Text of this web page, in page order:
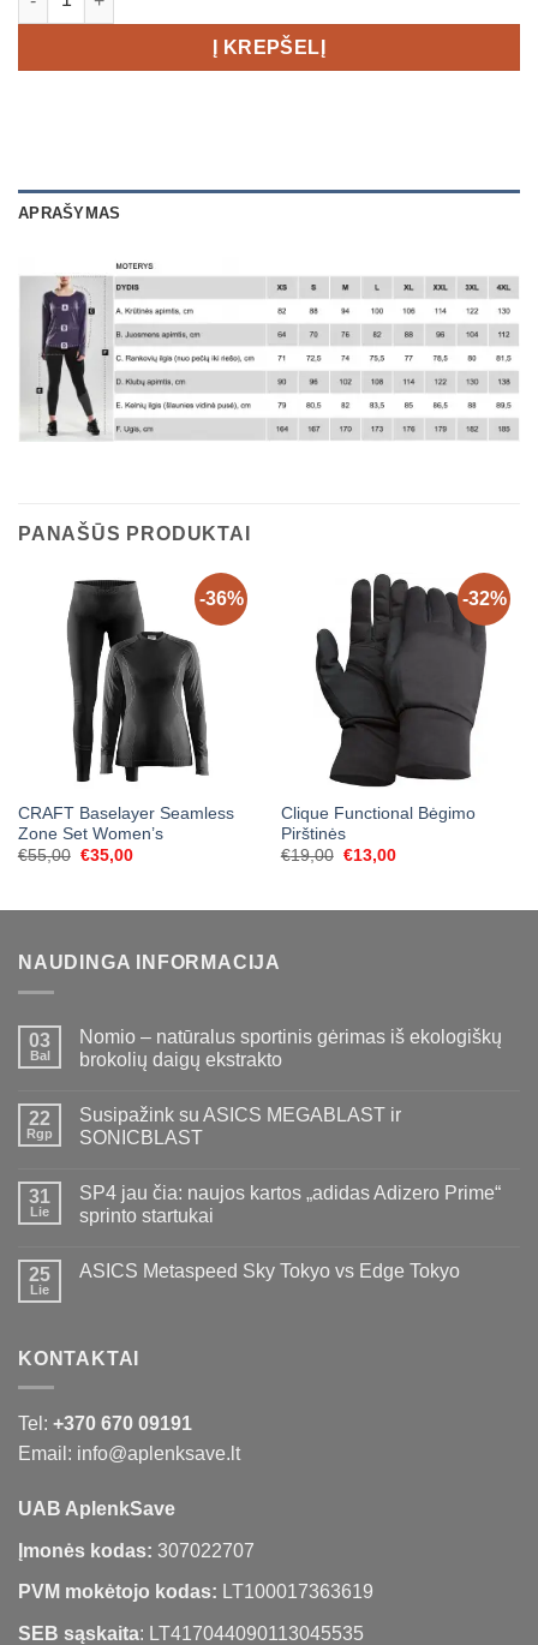
Į KREPŠELĮ
APRAŠYMAS
PANAŠŪS PRODUKTAI
-36%
CRAFT Baselayer Seamless
Zone Set Women’s
€55,00 Original
€35,00Current
-32%
Clique Functional Bėgimo
Pirštinės
€19,00 Original
€13,00Current
NAUDINGA INFORMACIJA
03
Bal
Nomio – natūralus sportinis gėrimas iš ekologiškų
brokolių daigų ekstrakto
22
Rgp
Susipažink su ASICS MEGABLAST ir
SONICBLAST
31
Lie
SP4 jau čia: naujos kartos „adidas Adizero Prime“
sprinto startukai
25
Lie
ASICS Metaspeed Sky Tokyo vs Edge Tokyo
KONTAKTAI
Tel: +370 670 09191
Email: info@aplenksave.lt
UAB AplenkSave
Įmonės kodas: 307022707
PVM mokėtojo kodas: LT100017363619
SEB sąskaita: LT417044090113045535